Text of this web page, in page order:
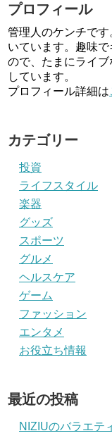
プロフィール
管理人のケンチで
いています。趣味
ので、たまにライブ
しています。
プロフィール詳細は
カテゴリー
投資
ライフスタイル
楽器
グッズ
スポーツ
グルメ
ヘルスケア
ゲーム
ファッション
エンタメ
お役立ち情報
最近の投稿
NIZIUのバラエテ